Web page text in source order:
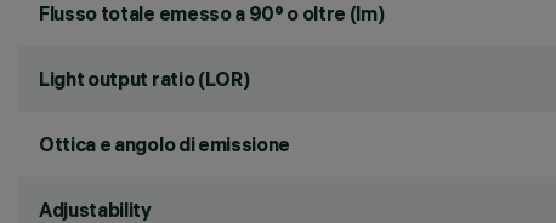
Flusso totale emesso a 90° o oltre (lm)
Light output ratio (LOR)
Ottica e angolo di emissione
Adjustability